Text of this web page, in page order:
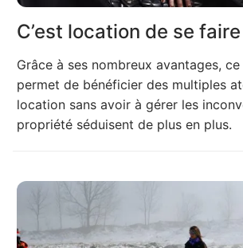
C’est location de se
Grâce à ses nombreux avantages,
permet de bénéficier des multiples
location sans avoir à gérer les
propriété séduisent de plus en plus.